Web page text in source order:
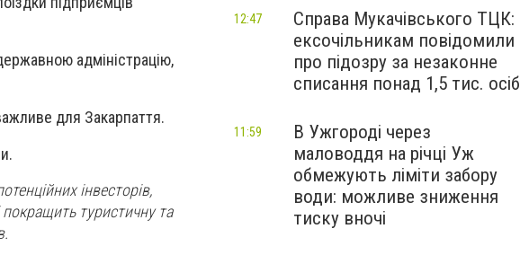
адміністрацію,
для Закарпаття.
інвесторів,
туристичну та
Справа Мукачівського ТЦК:
ексочільникам повідомили
про підозру за незаконне
списання понад 1,5 тис. осіб
12:47
В Ужгороді через
маловоддя на річці Уж
обмежують ліміти забору
води: можливе зниження
тиску вночі
11:59